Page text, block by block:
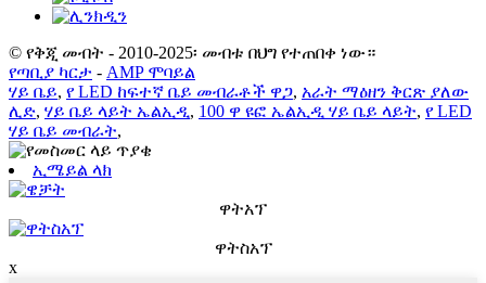
© የቅጂ መብት - 2010-2025፡ መብቱ በህግ የተጠበቀ ነው።
የጣቢያ ካርታ - AMP ሞባይል
ሃይ ቤይ, የ LED ከፍተኛ ቤይ መብራቶች ዋጋ, አራት ማዕዘን ቅርጽ ያለው
ሊድ, ሃይ ቤይ ላይት ኤልኢዲ, 100 ዋ ዩፎ ኤልኢዲ ሃይ ቤይ ላይት, የ LED
ሃይ ቤይ መብራት,
ኢሜይል ላክ
ዋትአፕ
ዋትስአፕ
x